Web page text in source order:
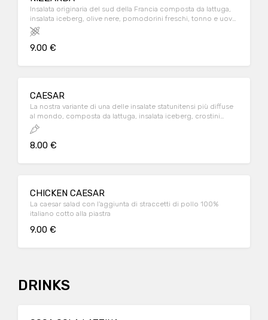
Insalata originaria del sud della Francia composta da lattuga,
insalata iceberg, olive nere, pomodorini freschi, tonno e uova
sode
9.00 €
CAESAR
La nostra variante di una delle insalate statunitensi più diffuse
al mondo, composta da lattuga, insalata iceberg, crostini
croccanti, scaglie di parmigiano e pomodorini freschi
8.00 €
CHICKEN CAESAR
La caesar salad con l'aggiunta di straccetti di pollo 100%
italiano cotto alla piastra
9.00 €
DRINKS